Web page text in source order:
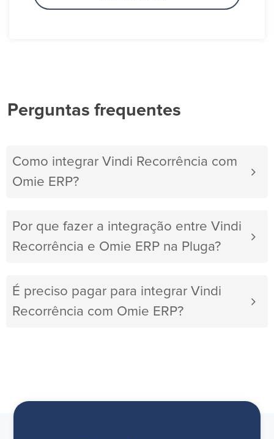
Perguntas frequentes
Como integrar Vindi Recorrência com
Omie ERP?
Por que fazer a integração entre Vindi
Recorrência e Omie ERP na Pluga?
É preciso pagar para integrar Vindi
Recorrência com Omie ERP?